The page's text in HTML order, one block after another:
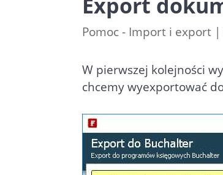
Export
Pomoc - Import i export |
W pierwszej kolejności
chcemy wyexportować